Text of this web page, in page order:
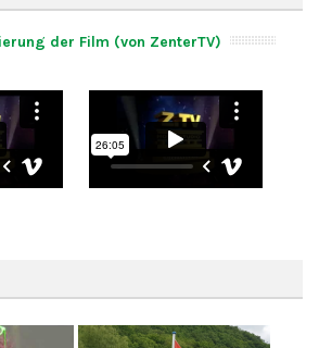
der Film (von ZenterTV)